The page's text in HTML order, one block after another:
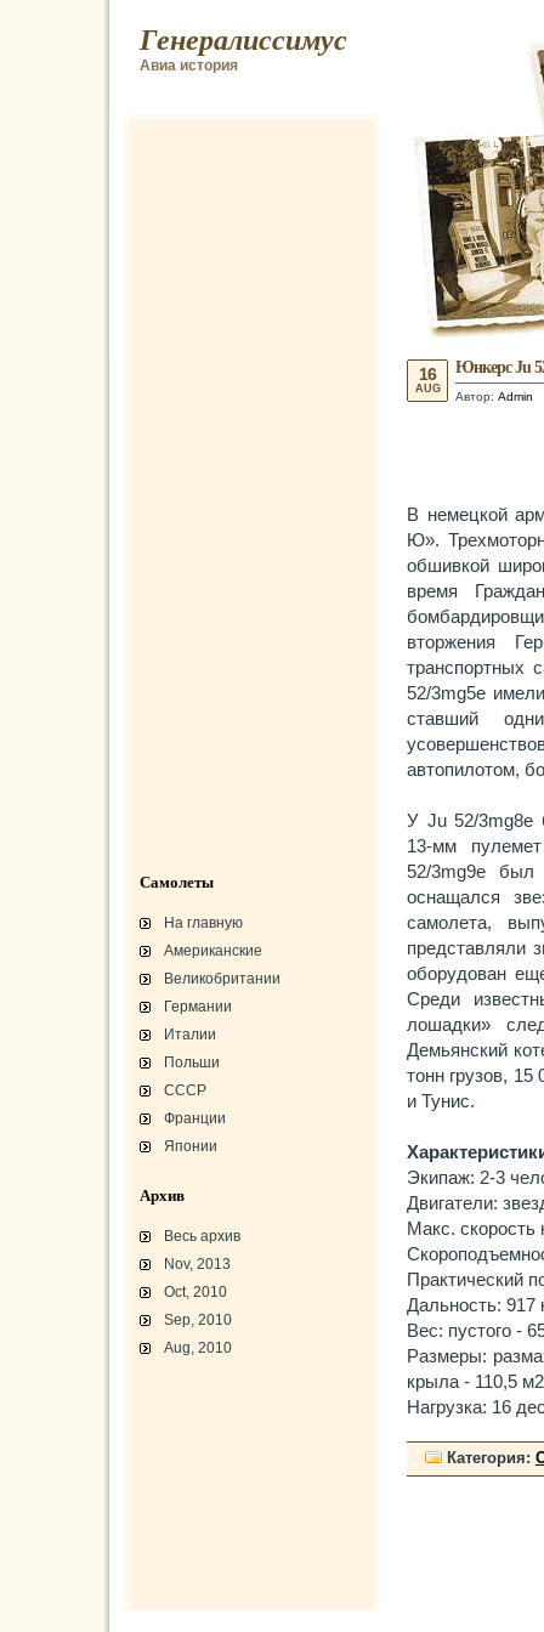
Генералиссимус
Авиа история
Юнкерс Ju
Автор: Admin
16
AUG
В немецкой
Ю».
обшивкой
время
вторжения
транспортных
52/3mg5e
ставший
автопилотом,
У Ju 52/3mg8e
13-мм
52/3mg9e был
оснащался
самолета,
представляли
оборудован
Среди
лошадки»
Демьянский
тонн грузов,
и Тунис.
Экипаж: 2-3
Двигатели:
Макс. скорость
Практический
Дальность: 917
Вес: пустого -
Размеры:
крыла - 110,5 м2
Нагрузка: 16
Категория:
Самолеты
На главную
Американские
Великобритании
Германии
Италии
Польши
СССР
Франции
Японии
Архив
Весь архив
Nov, 2013
Oct, 2010
Sep, 2010
Aug, 2010